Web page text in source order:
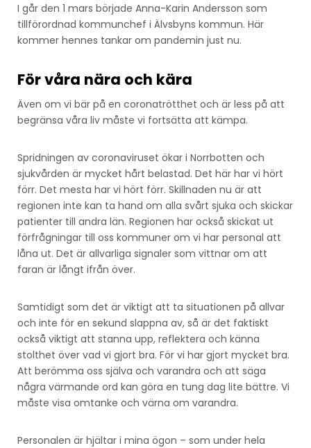
I går den 1 mars började Anna-Karin Andersson som
tillförordnad kommunchef i Älvsbyns kommun. Här
kommer hennes tankar om pandemin just nu.
För våra nära och kära
Även om vi bär på en coronatrötthet och är less på att
begränsa våra liv måste vi fortsätta att kämpa.
Spridningen av coronaviruset ökar i Norrbotten och
sjukvården är mycket hårt belastad. Det här har vi hört
förr. Det mesta har vi hört förr. Skillnaden nu är att
regionen inte kan ta hand om alla svårt sjuka och skickar
patienter till andra län. Regionen har också skickat ut
förfrågningar till oss kommuner om vi har personal att
låna ut. Det är allvarliga signaler som vittnar om att
faran är långt ifrån över.
Samtidigt som det är viktigt att ta situationen på allvar
och inte för en sekund slappna av, så är det faktiskt
också viktigt att stanna upp, reflektera och känna
stolthet över vad vi gjort bra. För vi har gjort mycket bra.
Att berömma oss själva och varandra och att säga
några värmande ord kan göra en tung dag lite bättre. Vi
måste visa omtanke och värna om varandra.
Personalen är hjältar i mina ögon – som under hela